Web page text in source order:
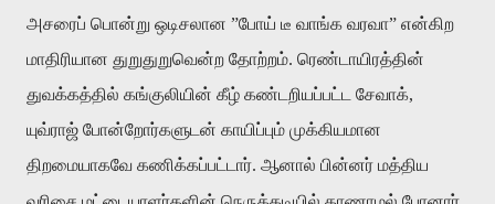
அசரைப் பொன்று ஒடிசலான ”போய் டீ வாங்க வரவா” என்கிற
மாதிரியான துறுதுறுவென்ற தோற்றம். ரெண்டாயிரத்தின்
துவக்கத்தில் கங்குலியின் கீழ் கண்டறியப்பட்ட சேவாக்,
யுவ்ராஜ் போன்றோர்களுடன் காயிப்பும் முக்கியமான
திறமையாகவே கணிக்கப்பட்டார். ஆனால் பின்னர் மத்திய